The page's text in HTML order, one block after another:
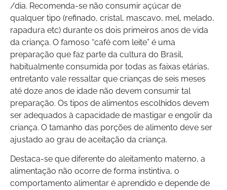
/dia. Recomenda-se não consumir açúcar de
qualquer tipo (refinado, cristal, mascavo, mel, melado,
rapadura etc) durante os dois primeiros anos de vida
da criança. O famoso “café com leite” é uma
preparação que faz parte da cultura do Brasil,
habitualmente consumida por todas as faixas etárias,
entretanto vale ressaltar que crianças de seis meses
até doze anos de idade não devem consumir tal
preparação. Os tipos de alimentos escolhidos devem
ser adequados à capacidade de mastigar e engolir da
criança. O tamanho das porções de alimento deve ser
ajustado ao grau de aceitação da criança.
Destaca-se que diferente do aleitamento materno, a
alimentação não ocorre de forma instintiva, o
comportamento alimentar é aprendido e depende de